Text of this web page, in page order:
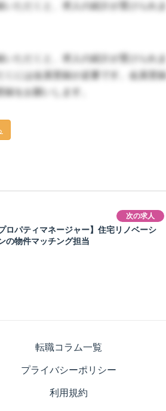
ただくと、求人の紹介が受けられま
ただくと、求人の紹介が受けられま
くには会員登録が必要です。会員登録
をお願いします。
次の求人
プロパティマネージャー】住宅リノベーシ
の物件マッチング担当
転職コラム一覧
プライバシーポリシー
利用規約